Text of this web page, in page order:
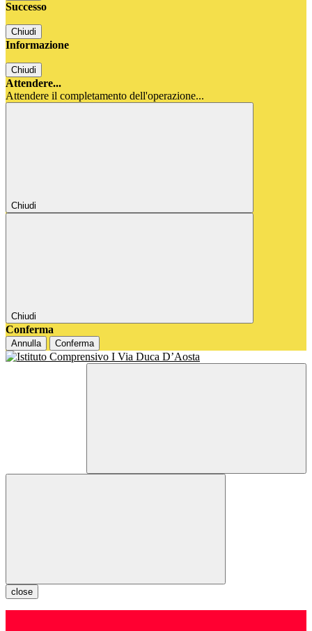
Successo
Chiudi
Informazione
Chiudi
Attendere...
Attendere il completamento dell'operazione...
Chiudi
Chiudi
Conferma
Annulla Conferma
close